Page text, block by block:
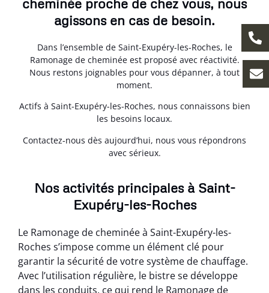
cheminée proche de chez vous, nous
agissons en cas de besoin.
Dans l’ensemble de Saint-Exupéry-les-Roches, le
Ramonage de cheminée est proposé avec réactivité.
Nous restons joignables pour vous dépanner, à tout
moment.
Actifs à Saint-Exupéry-les-Roches, nous connaissons bien
les besoins locaux.
Contactez-nous dès aujourd’hui, nous vous répondrons
avec sérieux.
Nos activités principales à Saint-
Exupéry-les-Roches
Le Ramonage de cheminée à Saint-Exupéry-les-
Roches s’impose comme un élément clé pour
garantir la sécurité de votre système de chauffage.
Avec l’utilisation régulière, le bistre se développe
dans les conduits, ce qui rend le Ramonage de